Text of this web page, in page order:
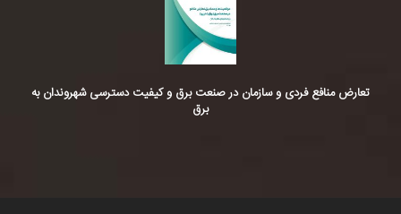
تعارض منافع فردی و سازمان در صنعت برق و کیفیت دسترسی شهروندان به
برق